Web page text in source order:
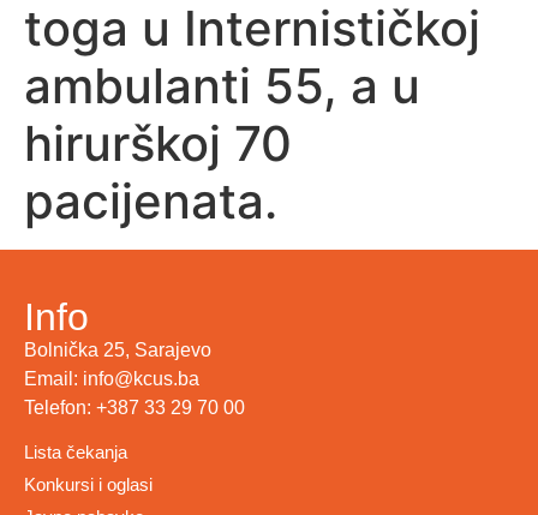
toga u Internističkoj
ambulanti 55, a u
hirurškoj 70
pacijenata.
Info
Bolnička 25, Sarajevo
Email: info@kcus.ba
Telefon: +387 33 29 70 00
Lista čekanja
Konkursi i oglasi